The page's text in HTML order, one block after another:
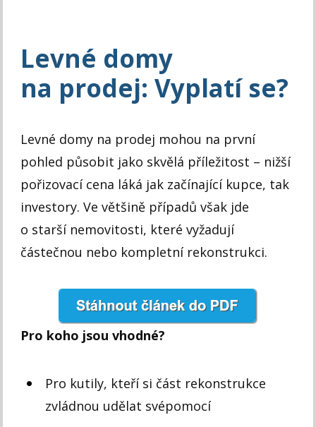
Levné domy
na prodej: Vyplatí se?
Levné domy na prodej mohou na první
pohled působit jako skvělá příležitost – nižší
pořizovací cena láká jak začínající kupce, tak
investory. Ve většině případů však jde
o starší nemovitosti, které vyžadují
částečnou nebo kompletní rekonstrukci.
Pro koho jsou vhodné?
Pro kutily, kteří si část rekonstrukce
zvládnou udělat svépomocí